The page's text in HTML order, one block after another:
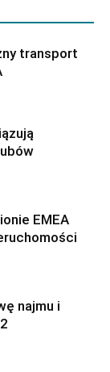
transport
EMEA
najmu i